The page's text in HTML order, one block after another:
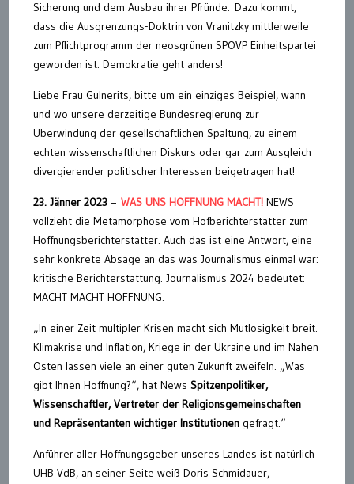
Sicherung und dem Ausbau ihrer Pfründe. Dazu kommt,
dass die Ausgrenzungs-Doktrin von Vranitzky mittlerweile
zum Pflichtprogramm der neosgrünen SPÖVP Einheitspartei
geworden ist. Demokratie geht anders!
Liebe Frau Gulnerits, bitte um ein einziges Beispiel, wann
und wo unsere derzeitige Bundesregierung zur
Überwindung der gesellschaftlichen Spaltung, zu einem
echten wissenschaftlichen Diskurs oder gar zum Ausgleich
divergierender politischer Interessen beigetragen hat!
23. Jänner 2023 – WAS UNS HOFFNUNG MACHT! NEWS
vollzieht die Metamorphose vom Hofberichterstatter zum
Hoffnungsberichterstatter. Auch das ist eine Antwort, eine
sehr konkrete Absage an das was Journalismus einmal war:
kritische Berichterstattung. Journalismus 2024 bedeutet:
MACHT MACHT HOFFNUNG.
„In einer Zeit multipler Krisen macht sich Mutlosigkeit breit.
Klimakrise und Inflation, Kriege in der Ukraine und im Nahen
Osten lassen viele an einer guten Zukunft zweifeln. „Was
gibt Ihnen Hoffnung?“, hat News Spitzenpolitiker,
Wissenschaftler, Vertreter der Religionsgemeinschaften
und Repräsentanten wichtiger Institutionen gefragt.“
Anführer aller Hoffnungsgeber unseres Landes ist natürlich
UHB VdB, an seiner Seite weiß Doris Schmidauer,